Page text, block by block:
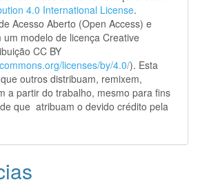
4.0 International License.
Acesso Aberto (Open Access) e
modelo de licença Creative
CC BY
licenses/by/4.0/). Esta
outros distribuam, remixem,
a partir do trabalho, mesmo para fins
que atribuam o devido crédito pela